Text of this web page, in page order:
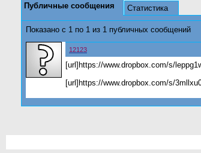
Публичные сообщения Статистика
Показано с 1 по 1 из 1 публичных сообщений
12123
[url]https://www.dropbox.com/s/
[url]https://www.dropbox.com/s/